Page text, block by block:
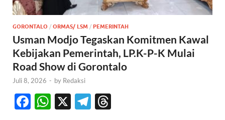
GORONTALO / ORMAS/ LSM / PEMERINTAH
Usman Modjo Tegaskan Komitmen Kawal
Kebijakan Pemerintah, LP.K-P-K Mulai
Road Show di Gorontalo
Juli 8, 2026 - by Redaksi
F
W X
T